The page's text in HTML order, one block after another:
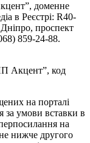
доменне
в Реєстрі: R40-
проспект
859-24-88.
Акцент”, код
на порталі
за умови вставки в
на
нижче другого